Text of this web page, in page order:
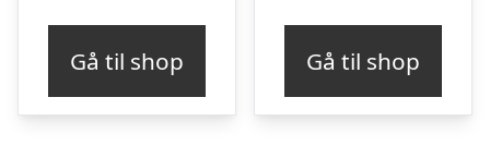
Gå til shop Gå til shop